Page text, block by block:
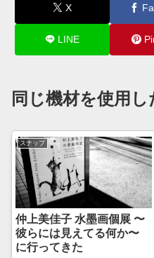
X
LINE
同じ機材を使用し
スナップ
仲上美佳子 水墨画個展 〜
彼らには見えてる何か〜
に行ってきた